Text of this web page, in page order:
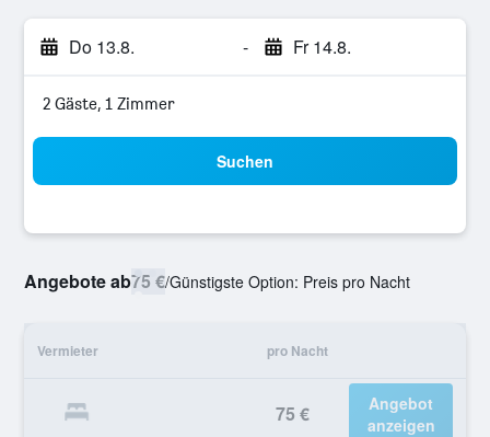
Do 13.8. - Fr 14.8.
2 Gäste, 1 Zimmer
Suchen
Angebote ab75 €/Günstigste Option: Preis pro Nacht
Vermieter pro Nacht
75 €
Angebot
anzeigen